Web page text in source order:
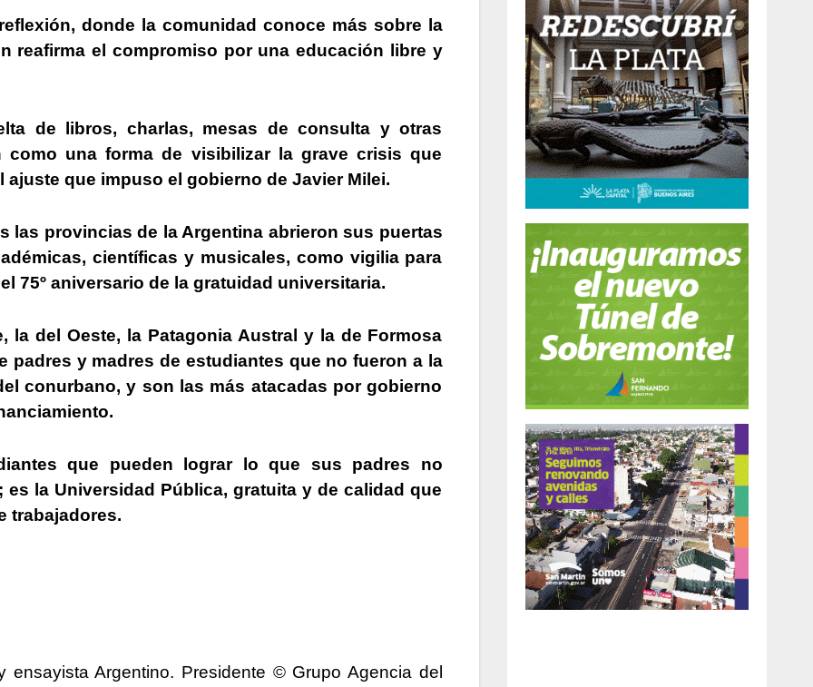
donde la comunidad conoce más sobre la
reafirma el compromiso por una educación libre y
de libros, charlas, mesas de consulta y otras
como una forma de visibilizar la grave crisis que
que impuso el gobierno de Javier Milei.
las provincias de la Argentina abrieron sus puertas
científicas y musicales, como vigilia para
75º aniversario de la gratuidad universitaria.
la del Oeste, la Patagonia Austral y la de Formosa
padres y madres de estudiantes que no fueron a la
conurbano, y son las más atacadas por gobierno
que pueden lograr lo que sus padres no
la Universidad Pública, gratuita y de calidad que
trabajadores.
ensayista Argentino. Presidente © Grupo Agencia del